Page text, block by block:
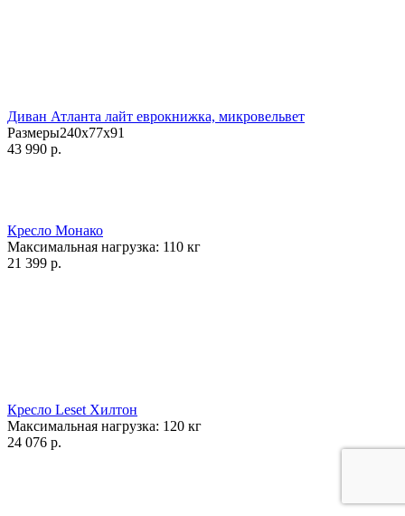
Диван Атланта лайт еврокнижка, микровельвет
Размеры240x77x91
43 990 р.
Кресло Монако
Максимальная нагрузка: 110 кг
21 399 р.
Кресло Leset Хилтон
Максимальная нагрузка: 120 кг
24 076 р.